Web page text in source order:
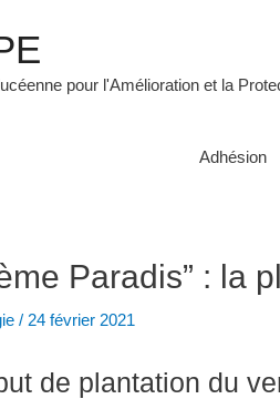
pour l'Amélioration et la
Adhésion
Paradis” : la
/ 24 février 2021
de plantation du